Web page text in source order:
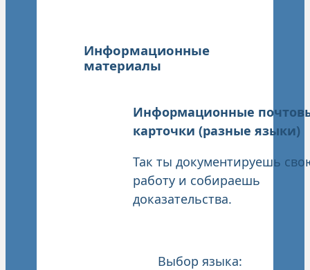
Информационные
материалы
Информационные
карточки (разные языки)
Так ты документируешь
работу и собираешь
доказательства.
Выбор языка: